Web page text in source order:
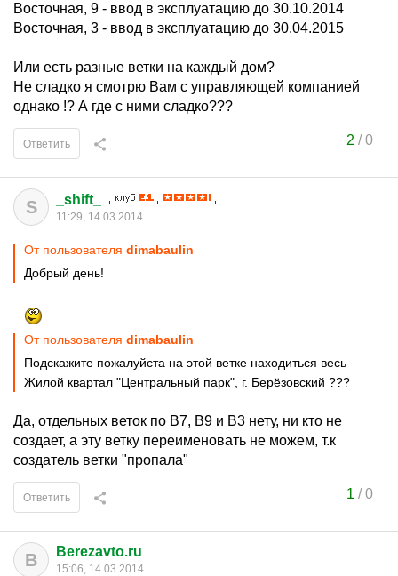
Восточная, 9 - ввод в эксплуатацию до 30.10.2014
Восточная, 3 - ввод в эксплуатацию до 30.04.2015
Или есть разные ветки на каждый дом?
Не сладко я смотрю Вам с управляющей компанией
однако !? А где с ними сладко???
2 /0
Ответить
S _shift_
11:29, 14.03.2014
От пользователя dimabaulin
Добрый день!
От пользователя dimabaulin
Подскажите пожалуйста на этой ветке находиться весь
Жилой квартал "Центральный парк", г. Берёзовский ???
Да, отдельных веток по В7, В9 и В3 нету, ни кто не
создает, а эту ветку переименовать не можем, т.к
создатель ветки "пропала"
1 /0
Ответить
B Berezavto.ru
15:06, 14.03.2014